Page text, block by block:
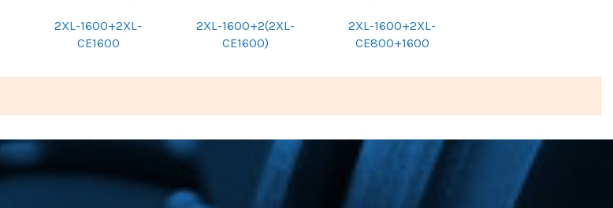
2XL-1600+2XL-
CE1600
2XL-1600+2(2XL-
CE1600)
2XL-1600+2XL-
CE800+1600